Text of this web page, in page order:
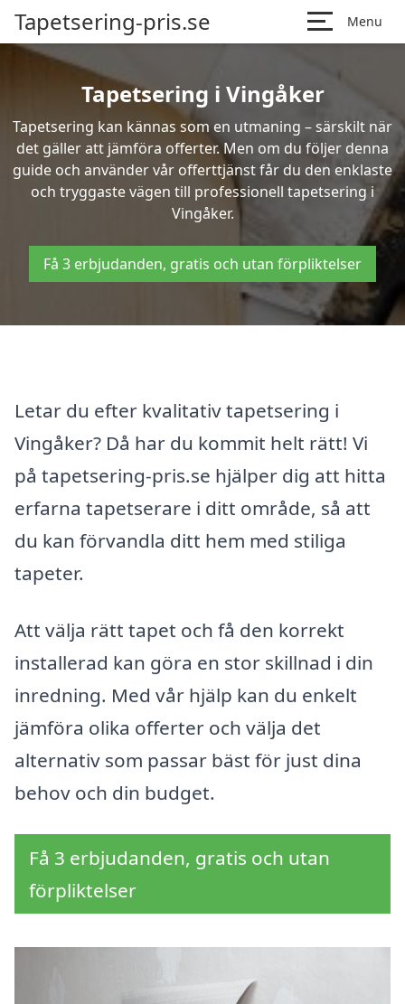
Tapetsering-pris.se Menu
Tapetsering i Vingåker
Tapetsering kan kännas som en utmaning – särskilt när
det gäller att jämföra offerter. Men om du följer denna
guide och använder vår offerttjänst får du den enklaste
och tryggaste vägen till professionell tapetsering i
Vingåker.
Få 3 erbjudanden, gratis och utan förpliktelser
Letar du efter kvalitativ tapetsering i
Vingåker? Då har du kommit helt rätt! Vi
på tapetsering-pris.se hjälper dig att hitta
erfarna tapetserare i ditt område, så att
du kan förvandla ditt hem med stiliga
tapeter.
Att välja rätt tapet och få den korrekt
installerad kan göra en stor skillnad i din
inredning. Med vår hjälp kan du enkelt
jämföra olika offerter och välja det
alternativ som passar bäst för just dina
behov och din budget.
Få 3 erbjudanden, gratis och utan
förpliktelser